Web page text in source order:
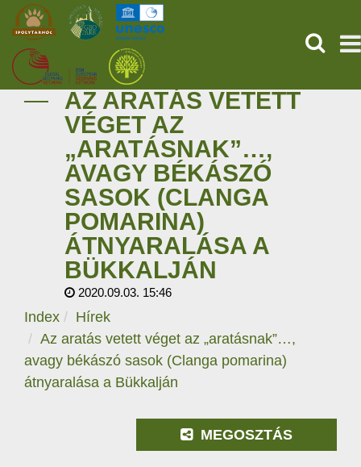
KEZDŐOLDAL
ŐSVILÁGI POMPEJI
SZOLGÁLTATÁSOK
PROGRAMOK
RÓLUNK
ONLINE JEGYVÁSÁRLÁS
AZ ARATÁS VETETT
VÉGET AZ
„ARATÁSNAK”…,
AVAGY BÉKÁSZÓ
SASOK (CLANGA
POMARINA)
ÁTNYARALÁSA A
BÜKKALJÁN
2020.09.03. 15:46
Index
Hírek
Az aratás vetett véget az „aratásnak”…,
avagy békászó sasok (Clanga pomarina)
átnyaralása a Bükkalján
MEGOSZTÁS